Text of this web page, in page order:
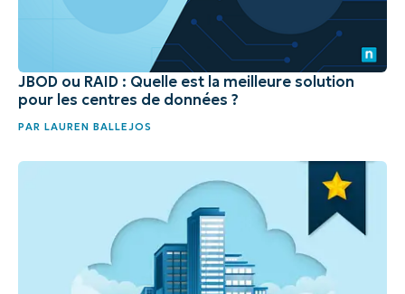
JBOD ou RAID : Quelle est la meilleure solution
pour les centres de données ?
PAR LAUREN BALLEJOS